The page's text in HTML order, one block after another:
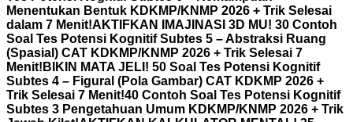
Menentukan Bentuk KDKMP/KNMP 2026 + Trik Selesai
dalam 7 Menit!AKTIFKAN IMAJINASI 3D MU! 30 Contoh
Soal Tes Potensi Kognitif Subtes 5 – Abstraksi Ruang
(Spasial) CAT KDKMP/KNMP 2026 + Trik Selesai 7
Menit! BIKIN MATA JELI! 50 Soal Tes Potensi Kognitif
Subtes 4 – Figural (Pola Gambar) CAT KDKMP 2026 +
Trik Selesai 7 Menit!40 Contoh Soal Tes Potensi Kognitif
Subtes 3 Pengetahuan Umum KDKMP/KNMP 2026 + Trik